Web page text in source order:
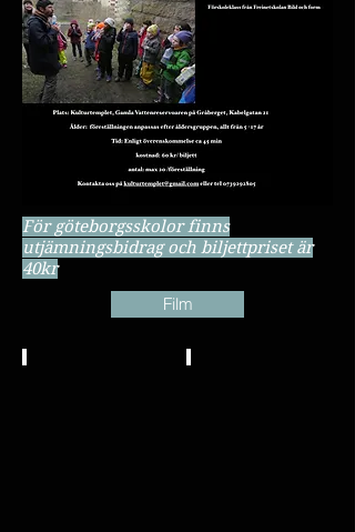
Film
För göteborgsskolor finns
utjämningsbidrag och biljettpriset är
40kr